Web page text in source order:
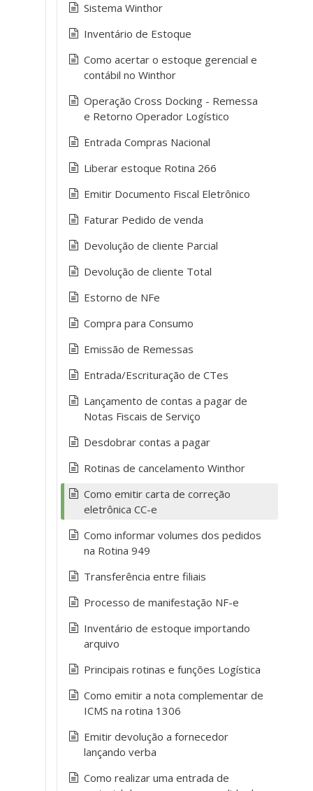
Sistema Winthor
Inventário de Estoque
Como acertar o estoque gerencial e
contábil no Winthor
Operação Cross Docking - Remessa
e Retorno Operador Logístico
Entrada Compras Nacional
Liberar estoque Rotina 266
Emitir Documento Fiscal Eletrônico
Faturar Pedido de venda
Devolução de cliente Parcial
Devolução de cliente Total
Estorno de NFe
Compra para Consumo
Emissão de Remessas
Entrada/Escrituração de CTes
Lançamento de contas a pagar de
Notas Fiscais de Serviço
Desdobrar contas a pagar
Rotinas de cancelamento Winthor
Como emitir carta de correção
eletrônica CC-e
Como informar volumes dos pedidos
na Rotina 949
Transferência entre filiais
Processo de manifestação NF-e
Inventário de estoque importando
arquivo
Principais rotinas e funções Logística
Como emitir a nota complementar de
ICMS na rotina 1306
Emitir devolução a fornecedor
lançando verba
Como realizar uma entrada de